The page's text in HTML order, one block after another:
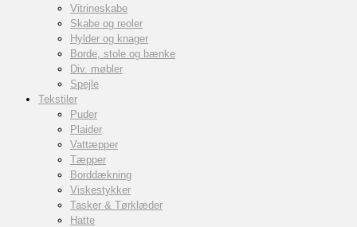
Vitrineskabe
Skabe og reoler
Hylder og knager
Borde, stole og bænke
Div. møbler
Spejle
Tekstiler
Puder
Plaider
Vattæpper
Tæpper
Borddækning
Viskestykker
Tasker & Tørklæder
Hatte